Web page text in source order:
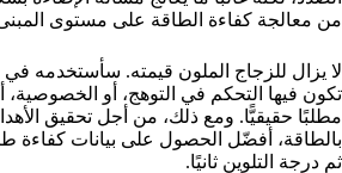
من معالجة كفاءة الطاقة على مستوى
لا يزال للزجاج الملون قيمته. سأستخدمه في
تكون فيها التحكم في التوهج، أو الخصوصية،
مطلبًا حقيقيًّا. ومع ذلك، من أجل تحقيق
ثم درجة التلوين ثانيًا.